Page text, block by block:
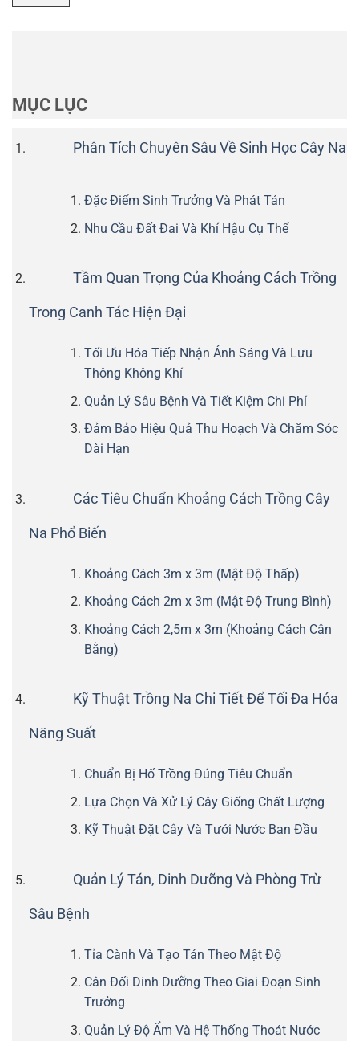
MỤC LỤC
Phân Tích Chuyên Sâu Về Sinh Học Cây Na
Đặc Điểm Sinh Trưởng Và Phát Tán
Nhu Cầu Đất Đai Và Khí Hậu Cụ Thể
Tầm Quan Trọng Của Khoảng Cách Trồng
Trong Canh Tác Hiện Đại
Tối Ưu Hóa Tiếp Nhận Ánh Sáng Và Lưu
Thông Không Khí
Quản Lý Sâu Bệnh Và Tiết Kiệm Chi Phí
Đảm Bảo Hiệu Quả Thu Hoạch Và Chăm Sóc
Dài Hạn
Các Tiêu Chuẩn Khoảng Cách Trồng Cây
Na Phổ Biến
Khoảng Cách 3m x 3m (Mật Độ Thấp)
Khoảng Cách 2m x 3m (Mật Độ Trung Bình)
Khoảng Cách 2,5m x 3m (Khoảng Cách Cân
Bằng)
Kỹ Thuật Trồng Na Chi Tiết Để Tối Đa Hóa
Năng Suất
Chuẩn Bị Hố Trồng Đúng Tiêu Chuẩn
Lựa Chọn Và Xử Lý Cây Giống Chất Lượng
Kỹ Thuật Đặt Cây Và Tưới Nước Ban Đầu
Quản Lý Tán, Dinh Dưỡng Và Phòng Trừ
Sâu Bệnh
Tỉa Cành Và Tạo Tán Theo Mật Độ
Cân Đối Dinh Dưỡng Theo Giai Đoạn Sinh
Trưởng
Quản Lý Độ Ẩm Và Hệ Thống Thoát Nước